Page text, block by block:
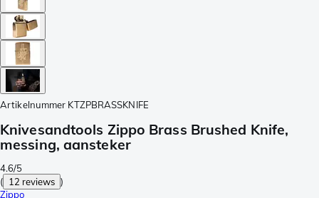
Artikelnummer KTZPBRASSKNIFE
Knivesandtools Zippo Brass Brushed Knife,
messing, aansteker
4.6/5
( 12 reviews )
Zippo